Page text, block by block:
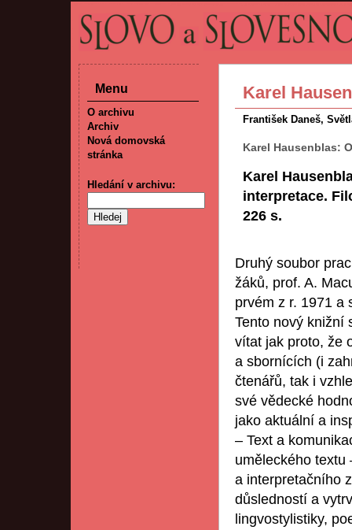
Karel
František Daneš,
Karel Hausenblas:
Karel
interpretace.
226 s.
Druhý soubor
žáků, prof. A.
prvém z r. 1971 a
Tento nový knižní
vítat jak proto, že
a sbornících (i
čtenářů, tak i
své vědecké
jako aktuální a
– Text a
uměleckého textu
a interpretačního
důsledností a
lingvostylistiky,
Menu
O archivu
Archiv
Nová domovská
stránka
Hledání v archivu: